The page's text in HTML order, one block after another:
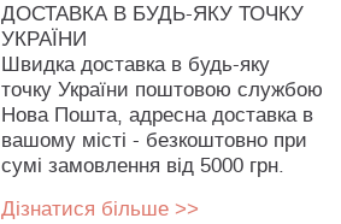
ДОСТАВКА В БУДЬ-ЯКУ ТОЧКУ
УКРАЇНИ
Швидка доставка в будь-яку
точку України поштовою службою
Нова Пошта, адресна доставка в
вашому місті - безкоштовно при
сумі замовлення від 5000 грн.
Дізнатися більше >>